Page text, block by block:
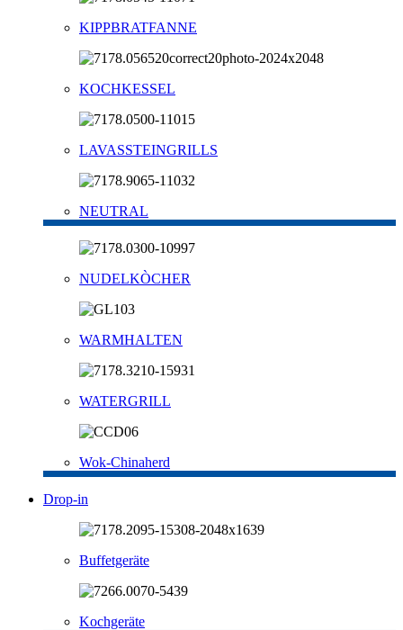
KIPPBRATFANNE
KOCHKESSEL
LAVASSTEINGRILLS
NEUTRAL
NUDELKÒCHER
WARMHALTEN
WATERGRILL
Wok-Chinaherd
Drop-in
Buffetgeräte
Kochgeräte